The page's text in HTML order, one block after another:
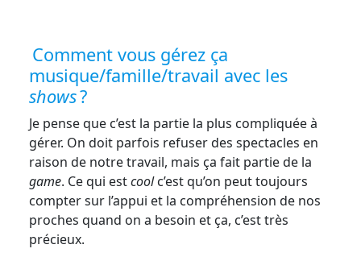
Comment vous gérez ça
musique/famille/travail avec les
shows?
Je pense que c’est la partie la plus compliquée à
gérer. On doit parfois refuser des spectacles en
raison de notre travail, mais ça fait partie de la
game. Ce qui estcoolc’est qu’on peut toujours
compter sur l’appui et la compréhension de nos
proches quand on a besoin et ça, c’est très
précieux.